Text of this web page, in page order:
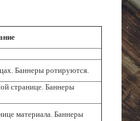
Баннеры ротируются.
странице. Баннеры
материала. Баннеры